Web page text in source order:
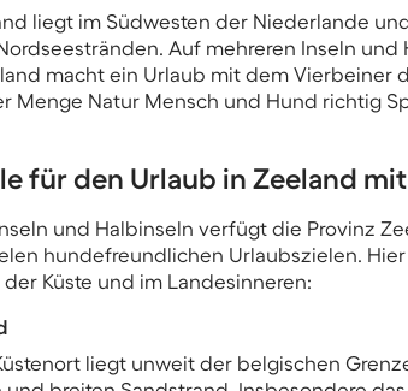
liegt im Südwesten der Niederlande
Auf mehreren Inseln
macht ein Urlaub mit dem Vierbeiner
Menge Natur Mensch und Hund richtig
für den Urlaub in Zeeland
und Halbinseln verfügt die Provinz
hundefreundlichen Urlaubszielen.
Küste und im Landesinneren:
liegt unweit der belgischen